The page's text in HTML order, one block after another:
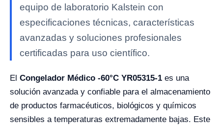
equipo de laboratorio Kalstein con
especificaciones técnicas, características
avanzadas y soluciones profesionales
certificadas para uso científico.
El Congelador Médico -60°C YR05315-1 es una
solución avanzada y confiable para el almacenamiento
de productos farmacéuticos, biológicos y químicos
sensibles a temperaturas extremadamente bajas. Este